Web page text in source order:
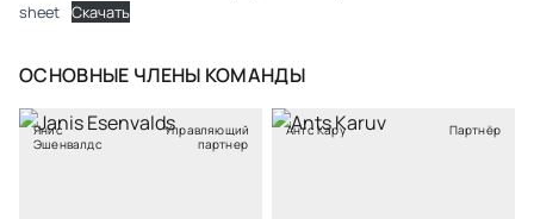
sheet Скачать
ОСНОВНЫЕ ЧЛЕНЫ КОМАНДЫ
Янис
Эшенвалдс
Управляющий
партнер
Антс Кару Партнёр